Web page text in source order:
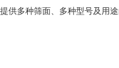
提供多种筛面、多种型号及用